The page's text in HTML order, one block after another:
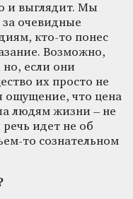
и выглядит. Мы
за очевидные
кто-то понес
Возможно,
если они
их просто не
ощущение, что цена
людям жизни – не
идет не об
то сознательном